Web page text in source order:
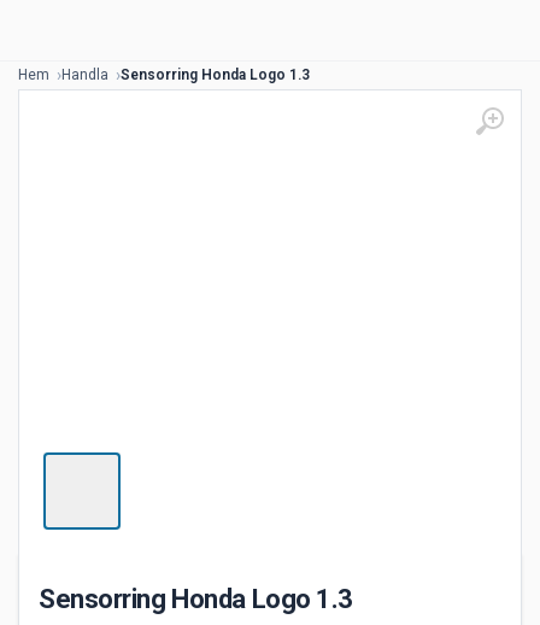
Hem Handla Sensorring Honda Logo 1.3
Sensorring Honda Logo 1.3